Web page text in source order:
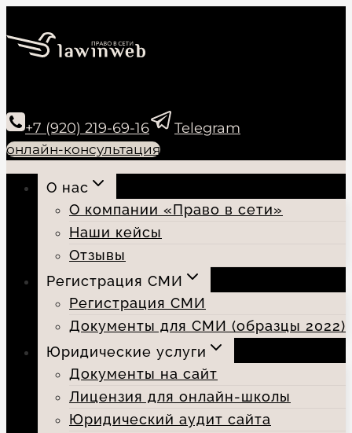
к
содержимому
+7 (920) 219-69-16 Telegram
онлайн-консультация
О нас
О компании «Право в сети»
Наши кейсы
Отзывы
Регистрация СМИ
Регистрация СМИ
Документы для СМИ (образцы 2022)
Юридические услуги
Документы на сайт
Лицензия для онлайн-школы
Юридический аудит сайта